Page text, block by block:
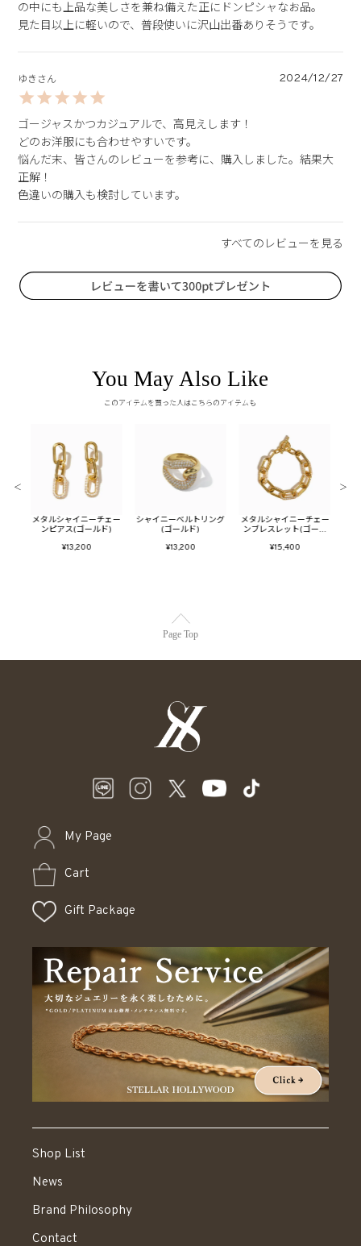
の中にも上品な美しさを兼ね備えた正にドンピシャなお品。
見た目以上に軽いので、普段使いに沢山出番ありそうです。
ゆき 2024/12/27
ゴージャスかつカジュアルで、高見えします！
どのお洋服にも合わせやすいです。
悩んだ末、皆さんのレビューを参考に、購入しました。結果大
正解！
色違いの購入も検討しています。
You May Also Like
このアイテムを買った人はこちらのアイテムも
メタルシャイニーチェー
ンピアス(ゴールド)
¥13,200
シャイニーベルトリング
(ゴールド)
¥13,200
メタルシャイニーチェー
ンブレスレット(ゴール
¥15,400
＜ ＞
Page Top
My Page
Cart
Gift Package
Shop List
News
Brand Philosophy
Contact